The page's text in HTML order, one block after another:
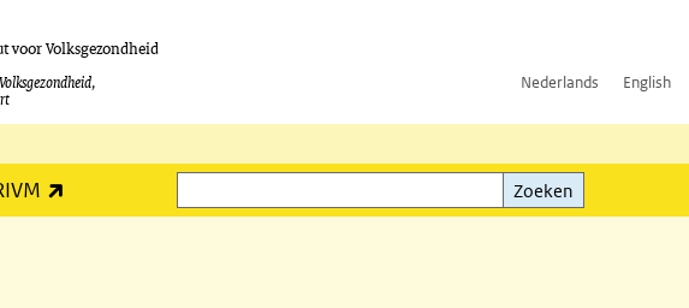
voor Volksgezondheid
Nederlands English
Zoeken
Zoeken